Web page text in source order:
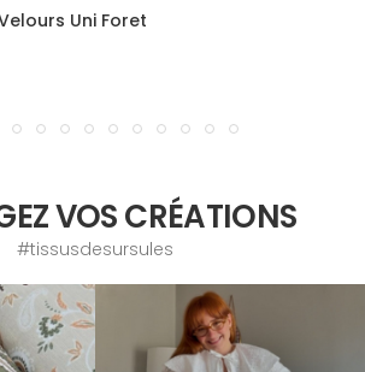
Uni Foret
VOS CRÉATIONS
#tissusdesursules